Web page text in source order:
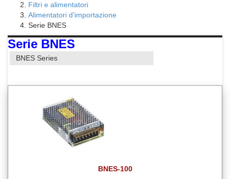
Filtri e alimentatori
Alimentatori d'importazione
Serie BNES
Serie BNES
BNES Series
BNES-100